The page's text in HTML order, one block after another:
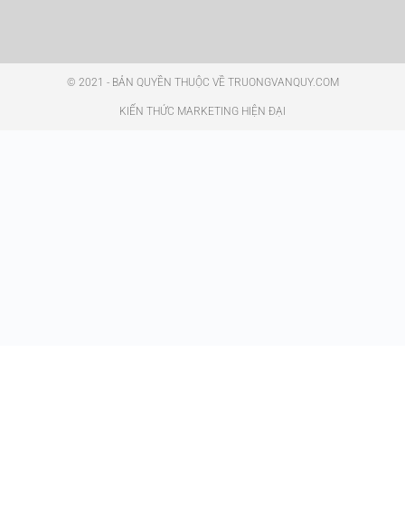
© 2021 - BẢN QUYỀN THUỘC VỀ TRUONGVANQUY.COM
KIẾN THỨC MARKETING HIỆN ĐẠI